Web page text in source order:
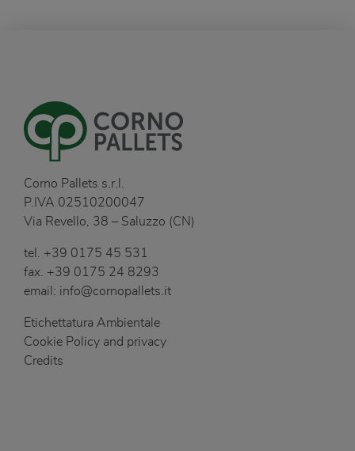
Corno Pallets s.r.l.
P.IVA 02510200047
Via Revello, 38 – Saluzzo (CN)
tel. +39 0175 45 531
fax. +39 0175 24 8293
email: info@cornopallets.it
Etichettatura Ambientale
Cookie Policy and privacy
Credits